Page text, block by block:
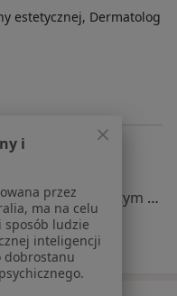
estetycznej, Dermatolog
Specjalista nie oferuje umawiania online pod tym adresem.
i
przez
ma na celu
sposób ludzie
inteligencji
dobrostanu